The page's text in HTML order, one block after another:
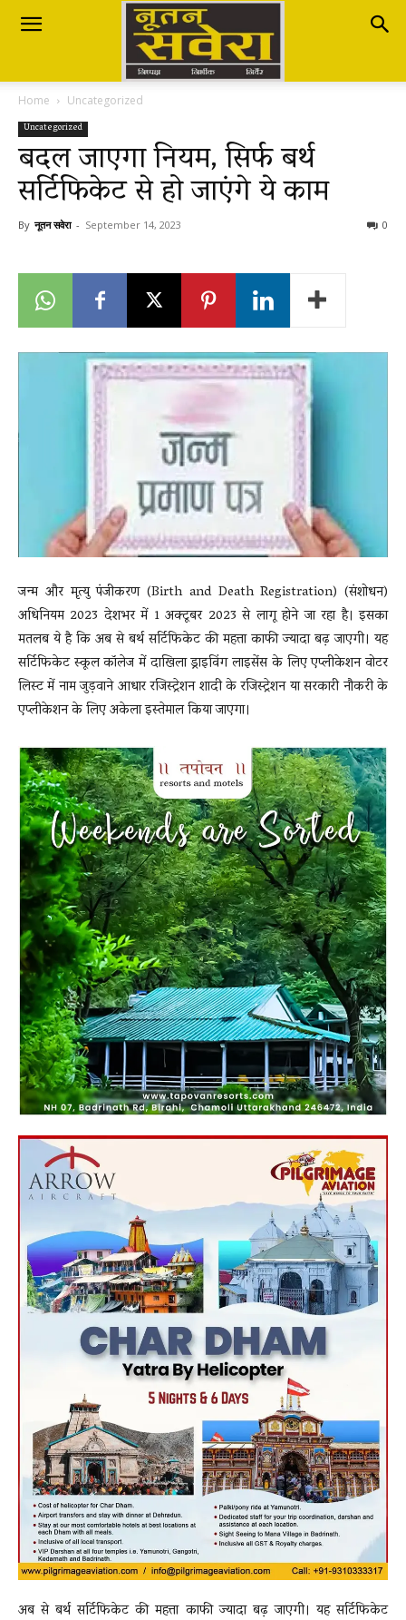
Nutan
Savera
नूतन
Home Uncategorized
Uncategorized
बदल जाएगा नियम, सिर्फ बर्थ
सर्टिफिकेट से हो जाएंगे ये काम
By नूतन सवेरा - September 14, 2023 0
जन्म और मृत्यु पंजीकरण (Birth and Death Registration) (संशोधन)
अधिनियम 2023 देशभर में 1 अक्टूबर 2023 से लागू होने जा रहा है। इसका
मतलब ये है कि अब से बर्थ सर्टिफिकेट की महत्ता काफी ज्यादा बढ़ जाएगी। यह
सर्टिफिकेट स्कूल कॉलेज में दाखिला ड्राइविंग लाइसेंस के लिए एप्लीकेशन वोटर
लिस्ट में नाम जुड़वाने आधार रजिस्ट्रेशन शादी के रजिस्ट्रेशन या सरकारी नौकरी के
एप्लीकेशन के लिए अकेला इस्तेमाल किया जाएगा।
अब से बर्थ सर्टिफिकेट की महत्ता काफी ज्यादा बढ़ जाएगी। यह सर्टिफिकेट